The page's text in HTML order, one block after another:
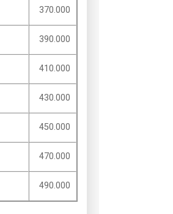
370.000
390.000
410.000
430.000
450.000
470.000
490.000